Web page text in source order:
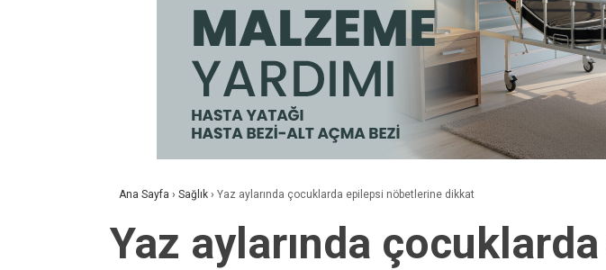
Ana Sayfa › Sağlık › Yaz aylarında çocuklarda epilepsi nöbetlerine dikkat
Yaz aylarında